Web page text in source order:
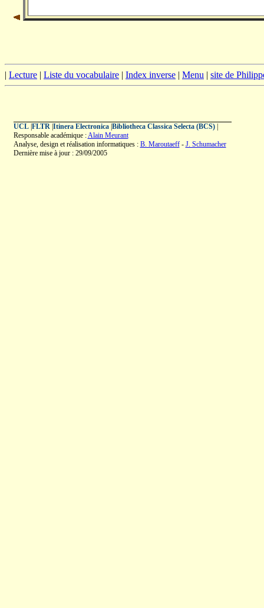
| Lecture | Liste du vocabulaire | Index inverse | Menu | site de
UCL| FLTR| Itinera Electronica| Bibliotheca Classica Selecta (BCS)|
Responsable académique :Alain Meurant
Analyse, design et réalisation informatiques : B. Maroutaeff- J. Schumacher
Dernière mise à jour : 29/09/2005